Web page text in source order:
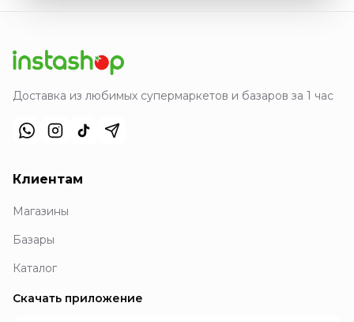
Доставка из любимых супермаркетов и базаров за 1 час
Клиентам
Магазины
Базары
Каталог
Скачать приложение